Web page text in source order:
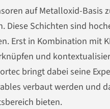
auf Metalloxid-Basis
Diese Schichten sind
Erst in Kombination mit
und
bringt dabei seine
verbaut werden und
bieten.